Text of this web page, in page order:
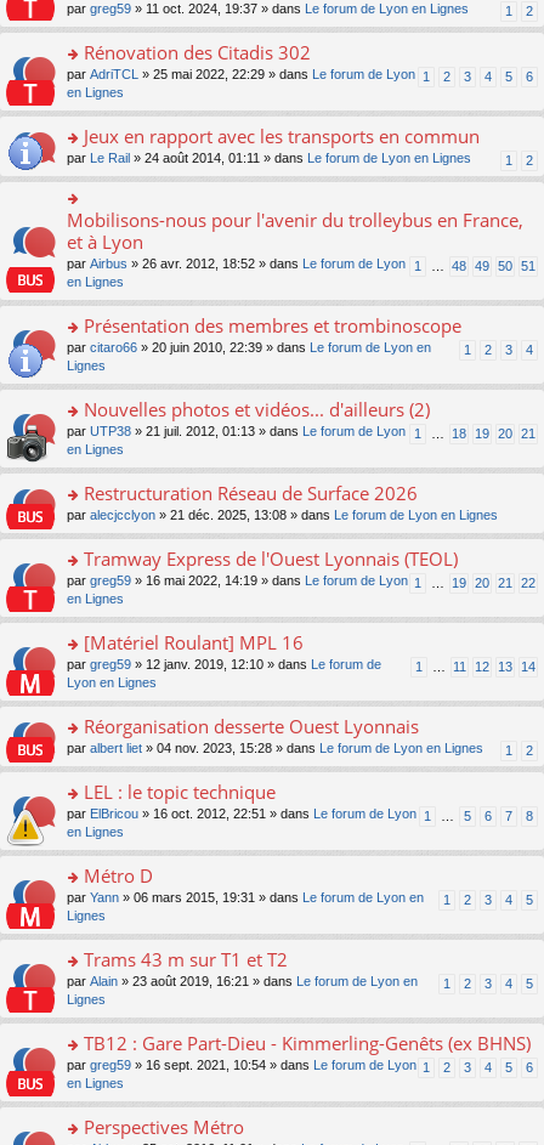
ult
er
le
m
e
s
a
g
e
n
o
n
le
u
s
ré
c
e
1 2
par greg59 » 11 oct. 2024, 19:37 » dans Le forum de Lyon en Lignes
o
n
s
er
le
m
e
s
s
g
o
n
lu
le
u
s
ré
c
e
nt
Rénovation des Citadis 302
1 2 3 4 5 6
par AdriTCL » 25 mai 2022, 22:29 » dans
Le forum de Lyon
en Lignes
o
n
s
ult
er
le
m
e
s
s
g
o
n
lu
le
u
s
ré
c
e
nt
Jeux en rapport avec les transports en commun
1 2
par Le Rail » 24 août 2014, 01:11 » dans Le forum de Lyon en Lignes
o
n
ult
le
m
e
s
s
g
e
n
o
n
lu
u
s
ré
c
e
Mobilisons-nous pour l'avenir du trolleybus en France,
et à Lyon
1 48 49 50 51
par Airbus » 26 avr. 2012, 18:52 » dans
Le forum de Lyon
en Lignes
o
s
er
le
m
e
s
s
e
n
o
n
lu
pl
ré
c
e
Présentation des membres et trombinoscope
1 2 3 4
par citaro66 » 20 juin 2010, 22:39 » dans
Le forum de Lyon en
Lignes
o
n
s
er
le
m
e
s
s
e
n
o
n
lu
pl
s
ré
c
e
Nouvelles photos et vidéos... d'ailleurs (2)
1 18 19 20 21
par UTP38 » 21 juil. 2012, 01:13 » dans
Le forum de Lyon
en Lignes
o
n
ult
er
le
m
e
s
s
e
n
o
n
le
s
ré
e
Restructuration Réseau de Surface 2026
par alecjcclyon » 21 déc. 2025, 13:08 » dans Le forum de Lyon en Lignes
o
n
s
er
le
m
e
s
s
e
n
o
n
lu
pl
ré
c
nt
Tramway Express de l'Ouest Lyonnais (TEOL)
1 19 20 21 22
par greg59 » 16 mai 2022, 14:19 » dans
Le forum de Lyon
en Lignes
o
s
er
le
m
e
s
s
e
n
o
n
lu
pl
ré
c
e
nt
[Matériel Roulant] MPL 16
1 11 12 13 14
par greg59 » 12 janv. 2019, 12:10 » dans
Le forum de
Lyon en Lignes
o
n
ult
er
le
m
e
s
s
e
n
o
n
lu
pl
ré
Réorganisation desserte Ouest Lyonnais
1 2
par albert liet » 04 nov. 2023, 15:28 » dans Le forum de Lyon en Lignes
o
n
s
er
le
m
e
s
s
a
n
o
n
lu
le
LEL : le topic technique
1 5 6 7 8
par ElBricou » 16 oct. 2012, 22:51 » dans
Le forum de Lyon
en Lignes
o
s
er
le
m
e
s
s
a
n
Métro D
1 2 3 4 5
par Yann » 06 mars 2015, 19:31 » dans
Le forum de Lyon en
Lignes
o
s
er
le
m
e
s
Trams 43 m sur T1 et T2
1 2 3 4 5
par Alain » 23 août 2019, 16:21 » dans
Le forum de Lyon en
Lignes
o
n
s
er
TB12 : Gare Part-Dieu - Kimmerling-Genêts (ex BHNS)
1 2 3 4 5 6
par greg59 » 16 sept. 2021, 10:54 » dans
Le forum de Lyon
en Lignes
Perspectives Métro